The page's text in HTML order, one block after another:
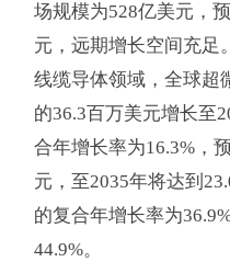
场规模为528亿美元，
元，远期增长空间充足
线缆导体领域，全球超
的36.3百万美元增长至
合年增长率为16.3%，
元，至2035年将达到
的复合年增长率为
44.9%。